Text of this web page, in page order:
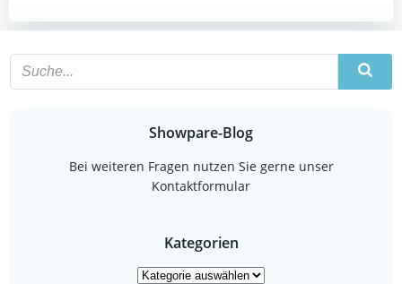
Showpare-Blog
Bei weiteren Fragen nutzen Sie gerne unser
Kontaktformular
Kategorien
Kategorien